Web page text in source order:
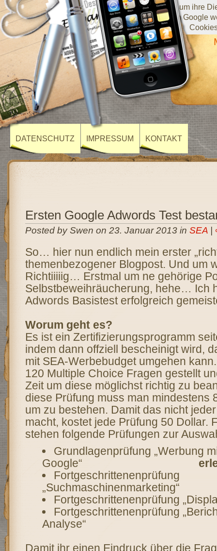
DATENSCHUTZ IMPRESSUM KONTAKT
Ersten Google Adwords Test
Posted by Swen on 23. Januar 2013 in SEA|
So… hier nun endlich mein erster
themenbezogener Blogpost. Und um
Richtiiiiig… Erstmal um ne gehörige
Selbstbeweihräucherung, hehe… Ich
Adwords Basistest erfolgreich
Worum geht es?
Es ist ein Zertifizierungsprogramm
indem dann offziell bescheinigt wird,
mit SEA-Werbebudget umgehen
120 Multiple Choice Fragen gestellt
Zeit um diese möglichst richtig zu
diese Prüfung muss man mindestens
um zu bestehen. Damit das nicht
macht, kostet jede Prüfung 50 Dollar.
stehen folgende Prüfungen zur
Grundlagenprüfung „Werbung
Google“
Fortgeschrittenenprüfung
„Suchmaschinenmarketing“
Fortgeschrittenenprüfung
Fortgeschrittenenprüfung
Analyse“
Damit ihr einen Eindruck über die
Diese Website verwendet Cookies von Google, um ihre
darüber, wie Sie die Website verwenden, werden an Google